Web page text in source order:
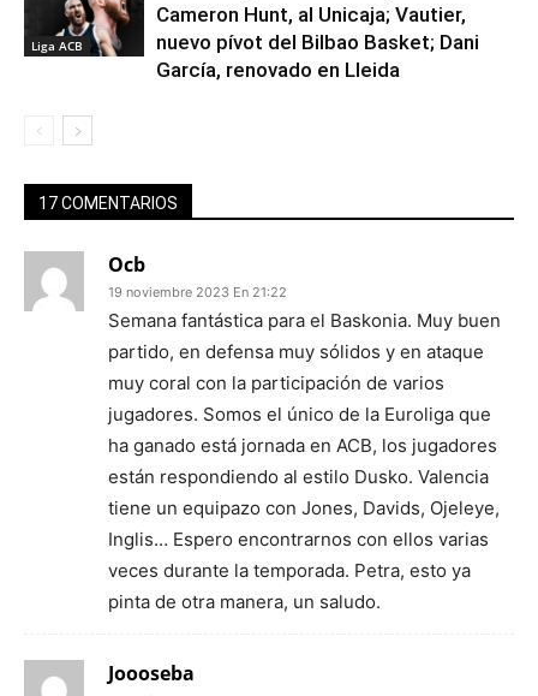
Liga ACB
Cameron Hunt, al Unicaja; Vautier,
nuevo pívot del Bilbao Basket; Dani
García, renovado en Lleida
17 COMENTARIOS
Ocb
19 noviembre 2023 En 21:22
Semana fantástica para el Baskonia. Muy buen
partido, en defensa muy sólidos y en ataque
muy coral con la participación de varios
jugadores. Somos el único de la Euroliga que
ha ganado está jornada en ACB, los jugadores
están respondiendo al estilo Dusko. Valencia
tiene un equipazo con Jones, Davids, Ojeleye,
Inglis… Espero encontrarnos con ellos varias
veces durante la temporada. Petra, esto ya
pinta de otra manera, un saludo.
Joooseba